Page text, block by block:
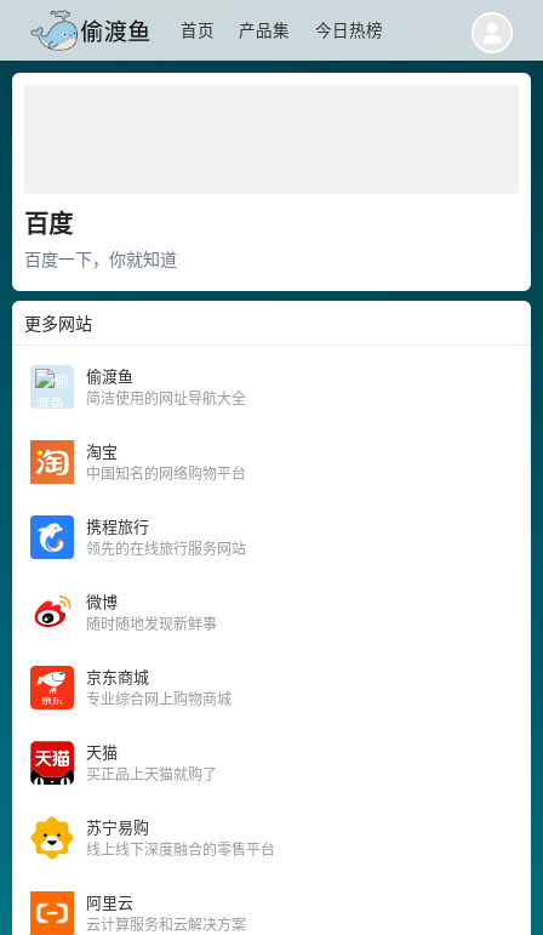
首页 产品集 今日热榜
百度
百度一下，你就知道
更多网站
偷渡鱼
简洁使用的网址导航大全
淘宝
中国知名的网络购物平台
携程旅行
领先的在线旅行服务网站
微博
随时随地发现新鲜事
京东商城
专业综合网上购物商城
天猫
买正品上天猫就购了
苏宁易购
线上线下深度融合的零售平台
阿里云
云计算服务和云解决方案